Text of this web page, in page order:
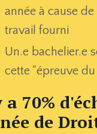
année à cause
travail fourni
Un.e bachelier.e
cette "épreuve
70%
de